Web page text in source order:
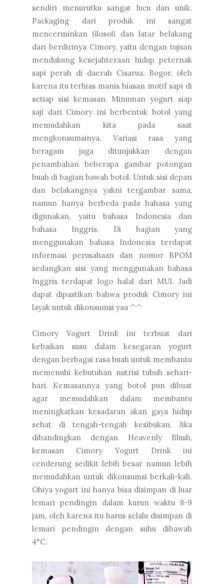
sendiri menurutku sangat lucu dan unik.
Packaging dari produk ini sangat
mencerminkan filosofi dan latar belakang
dari berdirinya Cimory, yaitu dengan tujuan
mendukung kesejahteraan hidup peternak
sapi perah di daerah Cisarua, Bogor, oleh
karena itu terhias manis hiasan motif sapi di
setiap sisi kemasan. Minuman yogurt siap
saji dari Cimory ini berbentuk botol yang
memudahkan kita pada saat
mengkonsumsinya. Variasi rasa yang
beragam juga ditunjukkan dengan
penambahan beberapa gambar potongan
buah di bagian bawah botol. Untuk sisi depan
dan belakangnya yakni tergambar sama,
namun hanya berbeda pada bahasa yang
digunakan, yaitu bahasa Indonesia dan
bahasa Inggris. Di bagian yang
menggunakan bahasa Indonesia terdapat
informasi perusahaan dan nomor BPOM
sedangkan sisi yang menggunakan bahasa
Inggris terdapat logo halal dari MUI. Jadi
dapat dipastikan bahwa produk Cimory ini
layak untuk dikonsumsi yaa ^^
Cimory Yogurt Drink ini terbuat dari
kebaikan susu dalam kesegaran yogurt
dengan berbagai rasa buah untuk membantu
memenuhi kebutuhan nutrisi tubuh sehari-
hari. Kemasannya yang botol pun dibuat
agar memudahkan dalam membantu
meningkatkan kesadaran akan gaya hidup
sehat di tengah-tengah kesibukan. Jika
dibandingkan dengan Heavenly Blush,
kemasan Cimory Yogurt Drink ini
cenderung sedikit lebih besar namun lebih
memudahkan untuk dikonsumsi berkali-kali.
Ohiya yogurt ini hanya bisa disimpan di luar
lemari pendingin dalam kurun waktu 8-9
jam, oleh karena itu harus selalu disimpan di
lemari pendingin dengan suhu dibawah
4°C.